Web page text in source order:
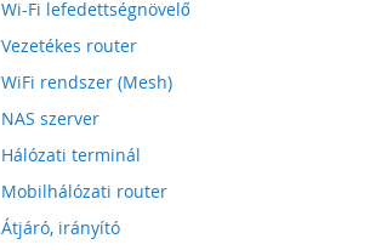
Wi-Fi lefedettségnövelő
Vezetékes router
WiFi rendszer (Mesh)
NAS szerver
Hálózati terminál
Mobilhálózati router
Átjáró, irányító